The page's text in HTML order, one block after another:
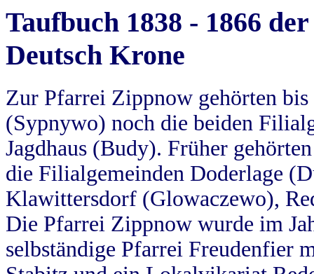
Taufbuch 1838 - 1866
Deutsch Krone
Zur Pfarrei Zippnow gehörten
(Sypnywo) noch die beiden
Jagdhaus (Budy). Früher
die Filialgemeinden Doderlage
Klawittersdorf (Glowaczewo),
Die Pfarrei Zippnow wurde im
selbständige Pfarrei Freudenfier